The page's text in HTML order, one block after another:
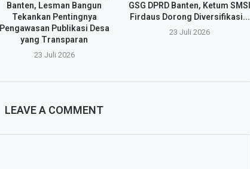
Banten, Lesman Bangun
Tekankan Pentingnya
Pengawasan Publikasi Desa
yang Transparan
23 Juli 2026
GSG DPRD Banten, Ketum SMSI
Firdaus Dorong Diversifikasi...
23 Juli 2026
LEAVE A COMMENT